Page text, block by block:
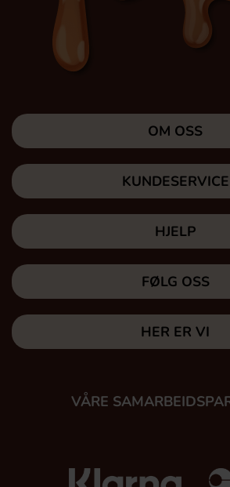
OM OSS
KUNDESERVICE
HJELP
FØLG OSS
HER ER VI
VÅRE